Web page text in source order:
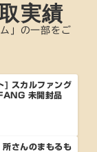
実績
」の一部をご
] スカルファング
未開封品
さんのまもるも